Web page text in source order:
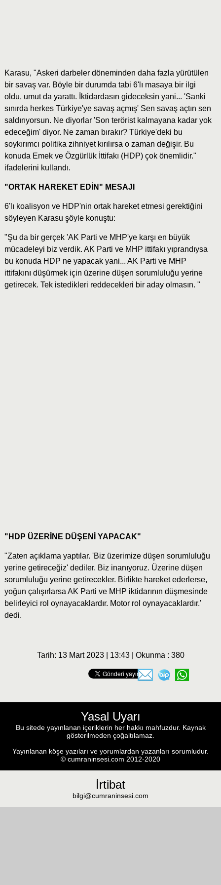
Karasu, "Askeri darbeler döneminden daha fazla yürütülen
bir savaş var. Böyle bir durumda tabi 6'lı masaya bir ilgi
oldu, umut da yarattı. İktidardasın gideceksin yani... 'Sanki
sınırda herkes Türkiye'ye savaş açmış' Sen savaş açtın sen
saldırıyorsun. Ne diyorlar 'Son terörist kalmayana kadar yok
edeceğim' diyor. Ne zaman bırakır? Türkiye'deki bu
soykırımcı politika zihniyet kırılırsa o zaman değişir. Bu
konuda Emek ve Özgürlük İttifakı (HDP) çok önemlidir."
ifadelerini kullandı.
"ORTAK HAREKET EDİN" MESAJI
6'lı koalisyon ve HDP'nin ortak hareket etmesi gerektiğini
söyleyen Karasu şöyle konuştu:
"Şu da bir gerçek 'AK Parti ve MHP'ye karşı en büyük
mücadeleyi biz verdik. AK Parti ve MHP ittifakı yıprandıysa
bu konuda HDP ne yapacak yani... AK Parti ve MHP
ittifakını düşürmek için üzerine düşen sorumluluğu yerine
getirecek. Tek istedikleri reddecekleri bir aday olmasın. "
"HDP ÜZERİNE DÜŞENİ YAPACAK"
"Zaten açıklama yaptılar. 'Biz üzerimize düşen sorumluluğu
yerine getireceğiz' dediler. Biz inanıyoruz. Üzerine düşen
sorumluluğu yerine getirecekler. Birlikte hareket ederlerse,
yoğun çalışırlarsa AK Parti ve MHP iktidarının düşmesinde
belirleyici rol oynayacaklardır. Motor rol oynayacaklardır.'
dedi.
Tarih: 13 Mart 2023 | 13:43 | Okunma : 380
Yasal Uyarı
Bu sitede yayınlanan içeriklerin her hakkı mahfuzdur. Kaynak
gösterilmeden çoğaltılamaz.
Yayınlanan köşe yazıları ve yorumlardan yazanları sorumludur.
© cumraninsesi.com 2012-2020
İrtibat
bilgi@cumraninsesi.com